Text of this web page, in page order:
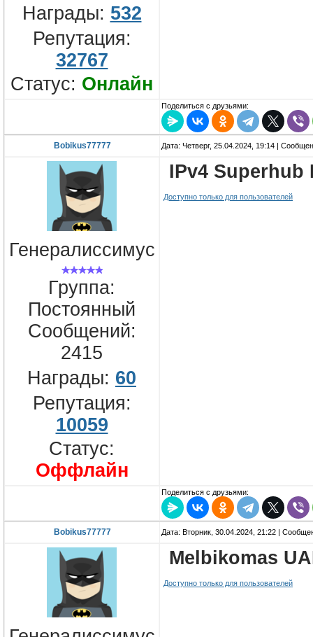
Награды: 532
Репутация:
32767
Статус: Онлайн
Поделиться с друзьями:
Bobikus77777 Дата: Четверг, 25.04.2024, 19:14 |
Генералиссимус
Группа:
Постоянный
Сообщений:
2415
Награды: 60
Репутация:
10059
Статус:
Оффлайн
IPv4 Superhub
Доступно только для пользователей
Поделиться с друзьями:
Bobikus77777 Дата: Вторник, 30.04.2024, 21:22 |
Melbikomas
Доступно только для пользователей